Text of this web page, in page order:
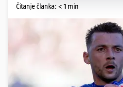
Čitanje članka: < 1 min